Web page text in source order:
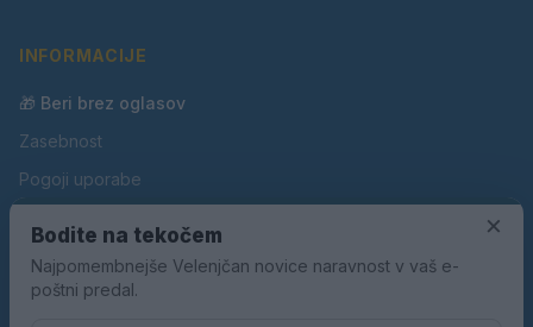
INFORMACIJE
🎁 Beri brez oglasov
Zasebnost
Pogoji uporabe
Oglaševanje
Kontakt
×
Bodite na tekočem
Najpomembnejše Velenjčan novice naravnost v vaš e-
poštni predal.